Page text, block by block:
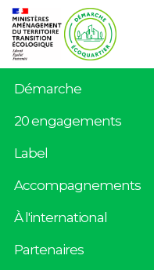
Démarche
20 engagements
Label
Accompagnements
À l'international
Partenaires